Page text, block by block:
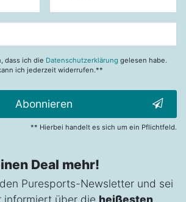
dass ich die Datenschutzerklärung gelesen habe.
ich jederzeit widerrufen.**
Abonnieren
** Hierbei handelt es sich um ein Pflichtfeld.
Deal mehr!
Puresports-Newsletter und sei
informiert über die heißesten